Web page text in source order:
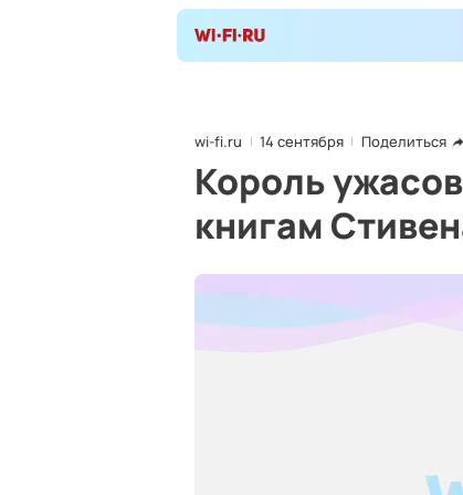
wi-fi.ru 14 сентября Поделиться
Король
книгам